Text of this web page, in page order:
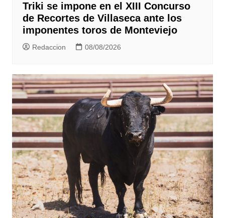
Triki se impone en el XIII Concurso
de Recortes de Villaseca ante los
imponentes toros de Monteviejo
Redaccion 08/08/2026